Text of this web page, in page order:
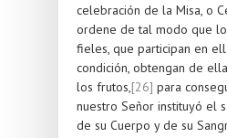
celebración de la Misa, o
ordene de tal modo que
fieles, que participan en
condición, obtengan de
los frutos,[26] para
nuestro Señor instituyó el
de su Cuerpo y de su